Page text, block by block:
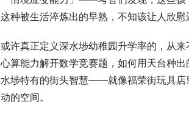
这种被生活淬炼出的早熟，不知该让人欣慰
或许真正定义深水埗幼稚园升学率的，从
心算能力解开数学竞赛题，如何用天台种
水埗特有的街头智慧——就像福荣街玩具店
动的空间。